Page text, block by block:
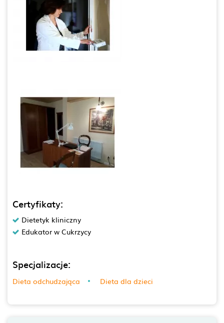
Certyfikaty:
Dietetyk kliniczny
Edukator w Cukrzycy
Specjalizacje:
Dieta odchudzająca Dieta dla dzieci